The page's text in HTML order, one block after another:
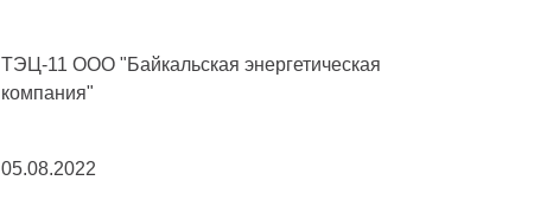
ТЭЦ-11 ООО "Байкальская энергетическая
компания"
05.08.2022